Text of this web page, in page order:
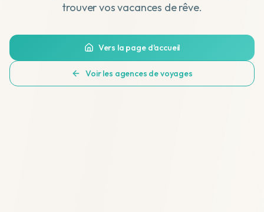
trouver vos vacances de rêve.
Vers la page d'accueil
Voir les agences de voyages